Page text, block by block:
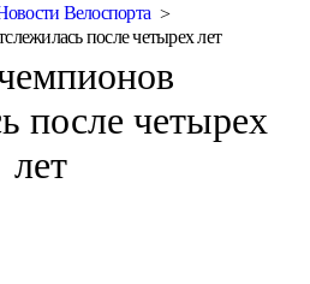
Велоспорта
после четырех лет
после четырех
лет